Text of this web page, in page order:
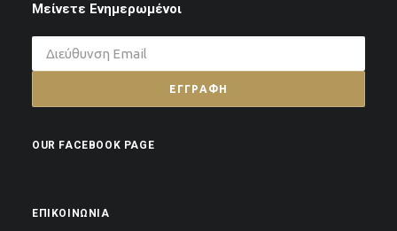
Μείνετε Ενημερωμένοι
OUR FACEBOOK PAGE
ΕΠΙΚΟΙΝΩΝΊΑ